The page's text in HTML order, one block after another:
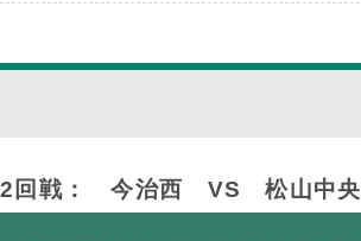
2回戦： 今治西 VS 松山中央